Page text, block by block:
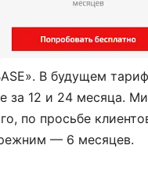
В будущем
за 12 и 24 месяца.
по просьбе
— 6 месяцев.
система с
отчёты под
вся
общения с